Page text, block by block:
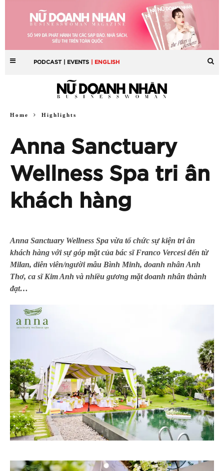
PODCAST | EVENTS | ENGLISH
Home Highlights
Anna Sanctuary
Wellness Spa tri ân
khách hàng
Anna Sanctuary Wellness Spa vừa tổ chức sự kiện tri ân
khách hàng với sự góp mặt của bác sĩ Franco Vercesi đến từ
Milan, diễn viên/người mẫu Bình Minh, doanh nhân Anh
Thơ, ca sĩ Kim Anh và nhiều gương mặt doanh nhân thành
đạt…